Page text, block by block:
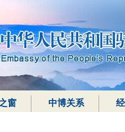
窗 中博关系